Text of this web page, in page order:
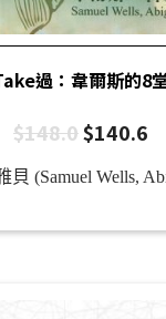
過：韋爾斯的8
$148.0$140.6
貝 (Samuel Wells,